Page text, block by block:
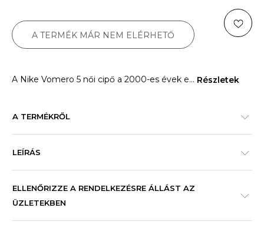
A TERMÉK MÁR NEM ELÉRHETŐ
A Nike Vomero 5 női cipő a 2000-es évek e... Részletek
A TERMÉKRŐL
LEÍRÁS
ELLENŐRIZZE A RENDELKEZÉSRE ÁLLÁST AZ
ÜZLETEKBEN